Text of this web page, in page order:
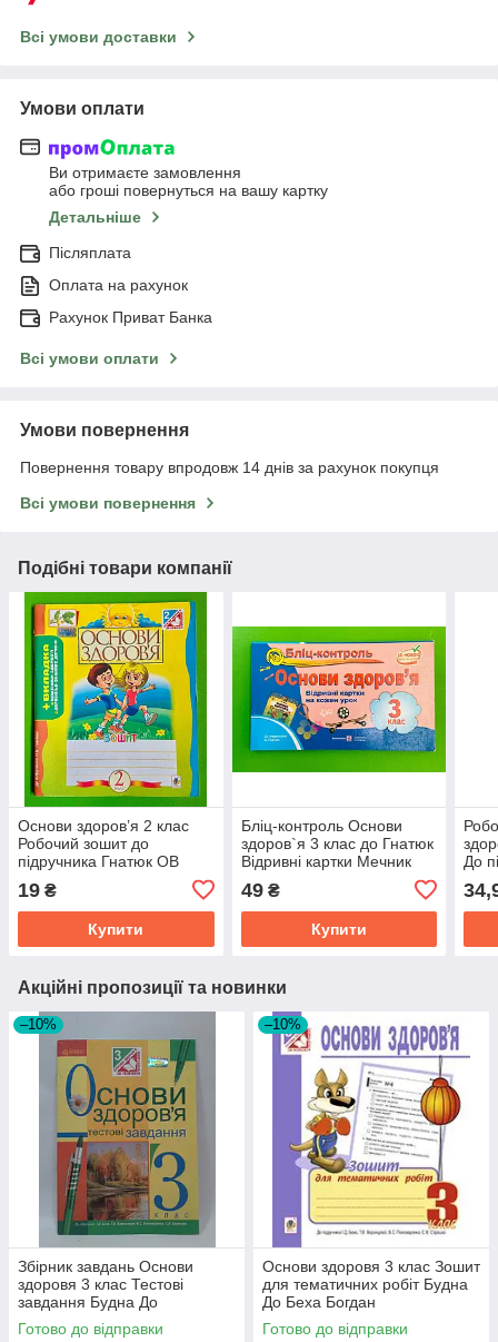
Всі умови доставки
Умови оплати
Ви отримаєте замовлення
або гроші повернуться на вашу картку
Детальніше
Післяплата
Оплата на рахунок
Рахунок Приват Банка
Всі умови оплати
Умови повернення
Повернення товару впродовж 14 днів за рахунок покупця
Всі умови повернення
Подібні товари компанії
Основи здоров’я 2 клас
Робочий зошит до
підручника Гнатюк ОВ
видавництво Богдан
19 ₴
Купити
Бліц-контроль Основи
здоров`я 3 клас до Гнатюк
Відривні картки Мечник
49₴
Купити
До
Акційні пропозиції та новинки
–10%
Збірник завдань Основи
здоровя 3 клас Тестові
завдання Будна До
підручника Беха Богдан
Готово до відправки
–10%
Основи здоровя 3 клас Зошит
для тематичних робіт Будна
До Беха Богдан
Готово до відправки